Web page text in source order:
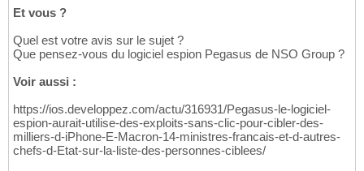
Et vous ?
Quel est votre avis sur le sujet ?
Que pensez-vous du logiciel espion Pegasus de NSO Group ?
Voir aussi :
https://ios.developpez.com/actu/316931/Pegasus-le-logiciel-
espion-aurait-utilise-des-exploits-sans-clic-pour-cibler-des-
milliers-d-iPhone-E-Macron-14-ministres-francais-et-d-autres-
chefs-d-Etat-sur-la-liste-des-personnes-ciblees/